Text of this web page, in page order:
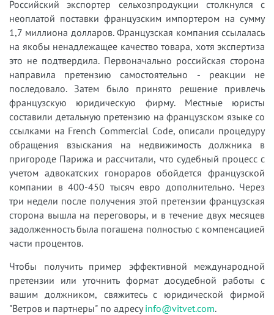
Российский экспортер сельхозпродукции столкнулся с
неоплатой поставки французским импортером на сумму
1,7 миллиона долларов. Французская компания ссылалась
на якобы ненадлежащее качество товара, хотя экспертиза
это не подтвердила. Первоначально российская сторона
направила претензию самостоятельно - реакции не
последовало. Затем было принято решение привлечь
французскую юридическую фирму. Местные юристы
составили детальную претензию на французском языке со
ссылками на French Commercial Code, описали процедуру
обращения взыскания на недвижимость должника в
пригороде Парижа и рассчитали, что судебный процесс с
учетом адвокатских гонораров обойдется французской
компании в 400-450 тысяч евро дополнительно. Через
три недели после получения этой претензии французская
сторона вышла на переговоры, и в течение двух месяцев
задолженность была погашена полностью с компенсацией
части процентов.
Чтобы получить пример эффективной международной
претензии или уточнить формат досудебной работы с
вашим должником, свяжитесь с юридической фирмой
"Ветров и партнеры" по адресуinfo@vitvet.com.